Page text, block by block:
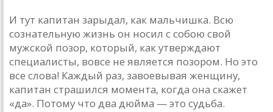
И тут капитан зарыдал, как мальчишка. Всю
сознательную жизнь он носил с собою свой
мужской позор, который, как утверждают
специалисты, вовсе не является позором. Но это
все слова! Каждый раз, завоевывая женщину,
капитан страшился момента, когда она скажет
«да». Потому что два дюйма — это судьба.